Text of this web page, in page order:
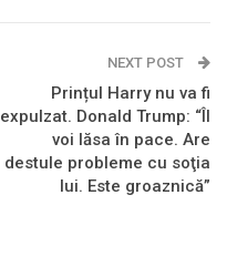
NEXT POST
Prințul Harry nu va fi
expulzat. Donald Trump: “Îl
voi lăsa în pace. Are
destule probleme cu soţia
lui. Este groaznică”